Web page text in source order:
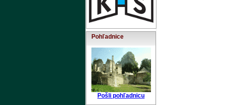
Pohľadnice
Pošli pohľadnicu